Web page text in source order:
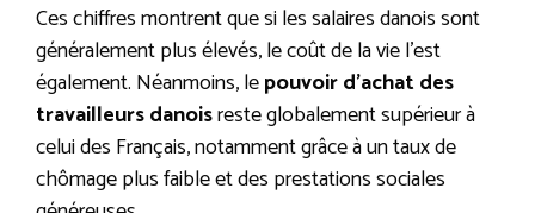
Ces chiffres montrent que si les salaires danois sont
généralement plus élevés, le coût de la vie l’est
également. Néanmoins, lepouvoir d’achat des
travailleurs danoisreste globalement supérieur à
celui des Français, notamment grâce à un taux de
chômage plus faible et des prestations sociales